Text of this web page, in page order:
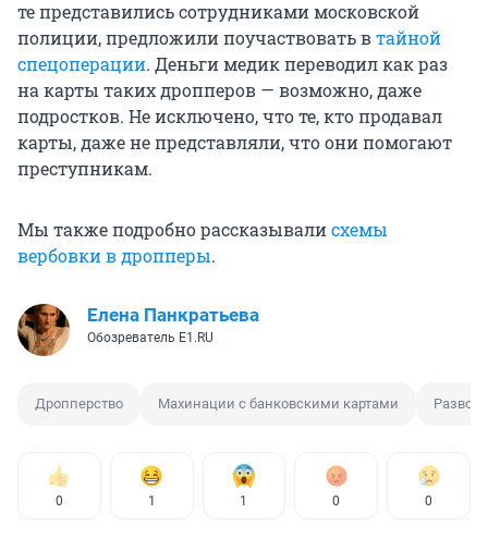
те представились сотрудниками московской
полиции, предложили поучаствовать втайной
спецоперации. Деньги медик переводил как раз
на карты таких дропперов — возможно, даже
подростков. Не исключено, что те, кто продавал
карты, даже не представляли, что они помогают
преступникам.
Мы также подробно рассказывалисхемы
вербовки в дропперы.
Елена Панкратьева
Обозреватель E1.RU
Дропперство Махинации с банковскими картами Развод
0 1 1 0 0